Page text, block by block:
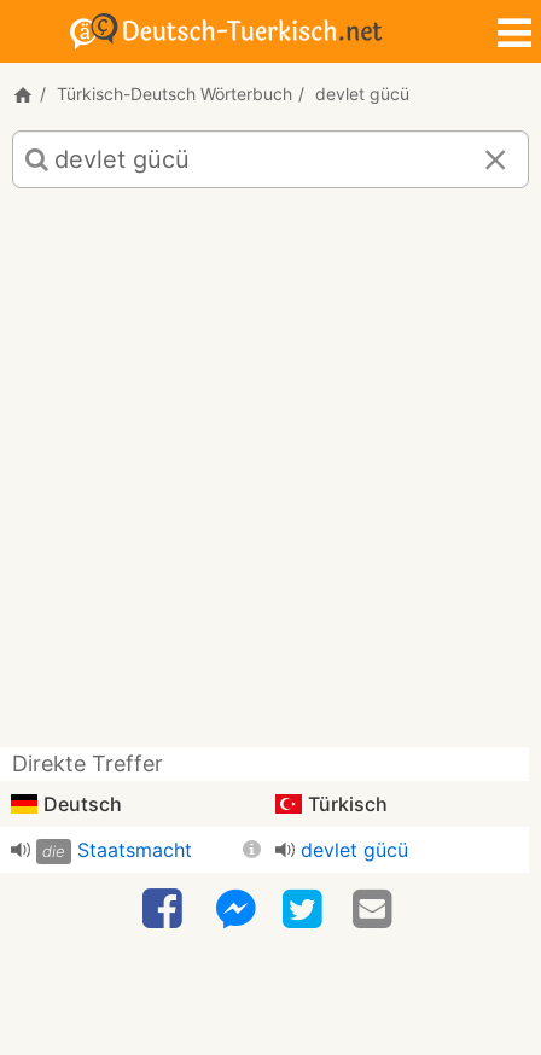
Türkisch-Deutsch Wörterbuch devlet gücü
Türkisch-
Deutsch
Übersetzung
Direkte Treffer
Deutsch Türkisch
die Staatsmacht devlet gücü